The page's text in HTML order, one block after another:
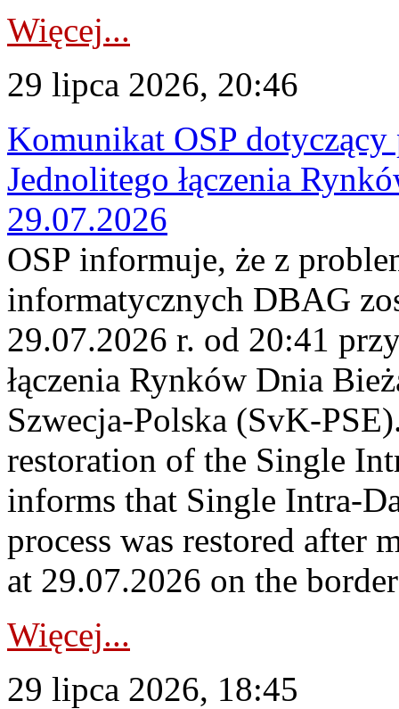
Więcej...
29 lipca 2026, 20:46
Komunikat OSP
Jednolitego łączenia
29.07.2026
OSP informuje, że z
informatycznych DBAG
29.07.2026 r. od 20:41
łączenia Rynków Dnia
Szwecja-Polska (SvK-
restoration of the Single
informs that Single Intra-
process was restored after
at 29.07.2026 on the
Więcej...
29 lipca 2026, 18:45